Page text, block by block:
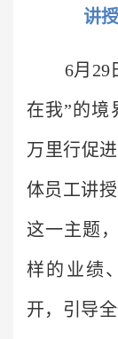
讲
6月29
在我”的
万里行促
体员工讲
这一主题
样的业绩
开，引导